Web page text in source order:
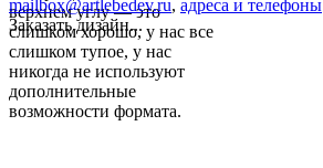
верхнем углу — это
слишком хорошо, у нас все
слишком тупое, у нас
никогда не используют
дополнительные
возможности формата.
mailbox@artlebedev.ru, адреса и телефоны
Заказать дизайн...